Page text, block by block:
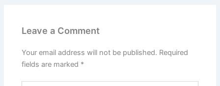
Leave a Comment
Your email address will not be published. Required
fields are marked *